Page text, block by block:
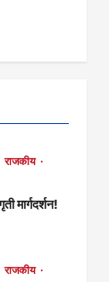
राजकीय
मार्गदर्शन!
राजकीय